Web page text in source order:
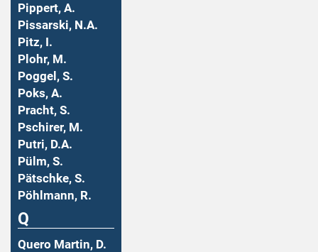
Pippert, A.
Pissarski, N.A.
Pitz, I.
Plohr, M.
Poggel, S.
Poks, A.
Pracht, S.
Pschirer, M.
Putri, D.A.
Pülm, S.
Pätschke, S.
Pöhlmann, R.
Q
Quero Martin, D.